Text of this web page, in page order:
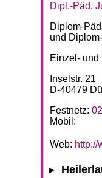
Dipl.-Päd.
Diplom-
und
Einzel- und
Inselstr. 21
D-40479
Festnetz:
Mobil:
Web: